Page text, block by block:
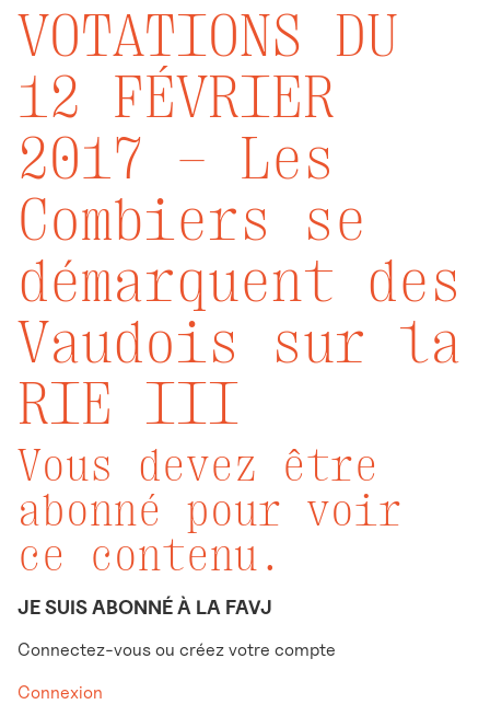
VOTATIONS DU
12 FÉVRIER
2017 – Les
Combiers se
démarquent des
Vaudois sur la
RIE III
Vous devez être
abonné pour voir
ce contenu.
JE SUIS ABONNÉ À LA FAVJ
Connectez-vous ou créez votre compte
Connexion